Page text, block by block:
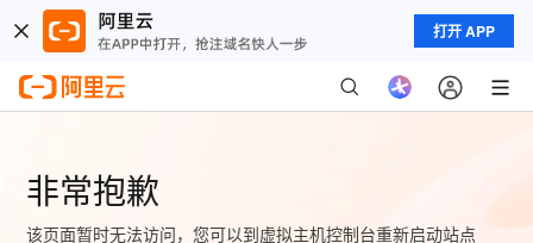
打开 APP
非常抱歉
该页面暂时无法访问，您可以到虚拟主机控制台重新启动站点